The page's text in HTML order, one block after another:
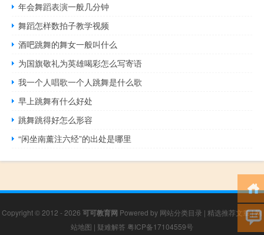
年会舞蹈表演一般几分钟
舞蹈怎样数拍子教学视频
酒吧跳舞的舞女一般叫什么
为国旗敬礼为英雄喝彩怎么写寄语
我一个人唱歌一个人跳舞是什么歌
早上跳舞有什么好处
跳舞跳得好怎么形容
“闲坐南薰注六经”的出处是哪里
Copyright © 2012 - 2026 可可教育网 Powered by 网站分类目录 | 精选推荐文章|网
站地图 | 疑难解答 粤ICP备17104559号